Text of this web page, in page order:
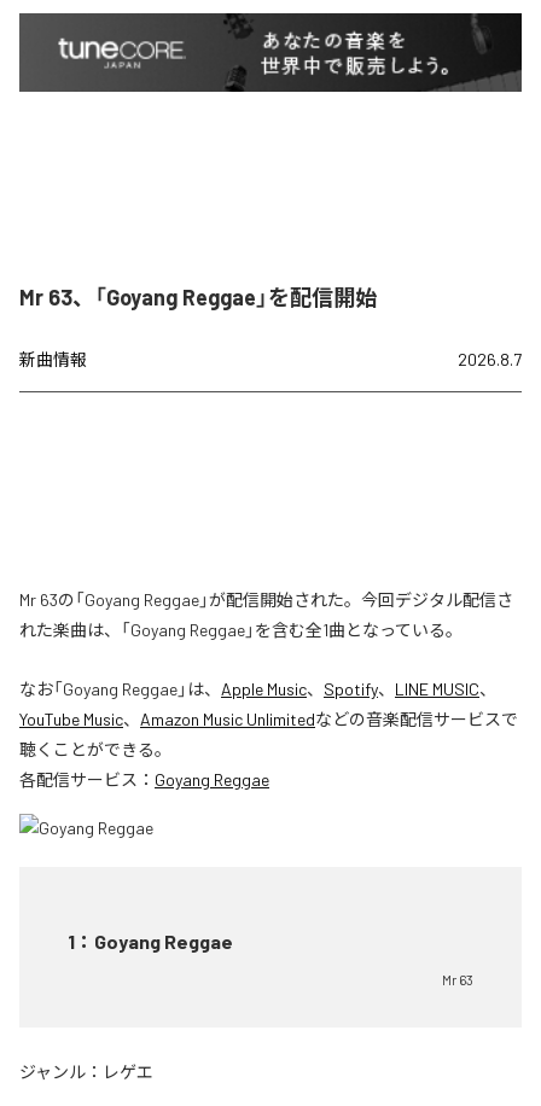
Mr 63、「Goyang Reggae」を配信開始
新曲情報 2026.8.7
Mr 63の「Goyang Reggae」が配信開始された。今回デジタル配信さ
れた楽曲は、「Goyang Reggae」を含む全1曲となっている。
なお「Goyang Reggae」は、 Apple Music、 Spotify、 LINE MUSIC、
YouTube Music、 Amazon Music Unlimitedなどの音楽配信サービスで
聴くことができる。
各配信サービス： Goyang Reggae
1 ： Goyang Reggae
Mr 63
ジャンル： レゲエ